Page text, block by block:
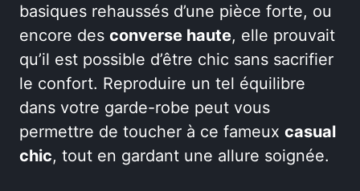
basiques rehaussés d’une pièce forte, ou
encore des converse haute, elle prouvait
qu’il est possible d’être chic sans sacrifier
le confort. Reproduire un tel équilibre
dans votre garde-robe peut vous
permettre de toucher à ce fameux casual
chic, tout en gardant une allure soignée.